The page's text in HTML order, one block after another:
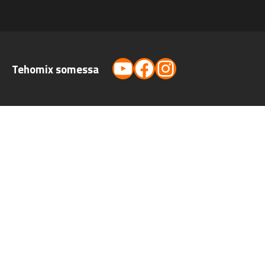
Tehomix somessa YouTube
Facebook
Instagram